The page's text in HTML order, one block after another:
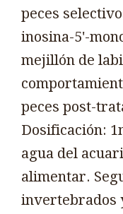
peces
inosina-5'-
mejillón de
peces post-
Dosificación:
agua del
alimentar.
invertebrados